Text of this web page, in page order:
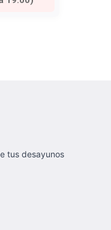
tus desayunos